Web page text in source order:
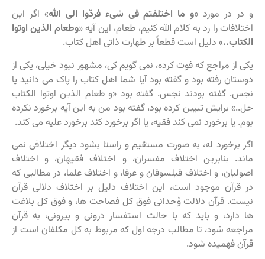
و در در مورد «و ما اختلفتم فی شیء فردّوا الی الله» اگر این
اختلافات را رد به کلام الله کنیم، طعام، این آیه «وطعام الذین اوتوا
الکتاب..» دلیل است قطعاً بر طهارت ذاتی اهل کتاب.
یکی از مراجع که فوت کرده، نمی گویم کی، مشهور نبود خیلی، یکی از
دوستان رفته بود و گفته بود آیا شما اهل کتاب را پاک می دانید یا
نجس. گفته بودند نجس. گفته بود «و طعام الذین اوتوا الکتاب
حل..» برایش تبیین کرده بود، گفته بود من به این آیه برخورد نکرده
بوم. یا برخورد نمی کند فقیه، یا اگر برخورد کند برخورد علیه می کند.
اگر برخورد له، به صورت مستقیم و راستا بشود دیگر اختلافی نمی
ماند. بنابرین اختلاف مفسران، و اختلاف فقیهان، و اختلاف
اصولیان، و اختلاف فیلسوفان و عرفا، و اختلاف علما، در مطالبی که
در قرآن موجود است، این اختلاف دلیل بر اختلاف دلالی قرآن
نیست. قرآن دلالت وُحدانی فوق کل فصاحت ها، و فوق کل بلاغت
ها دارد، و باید که با حالت استفسار درونی و بیرونی، به قرآن
مراجعه شود، تا مطالب درجه اول که مربوط به کل مکلفان است از
قرآن فهمیده شود.